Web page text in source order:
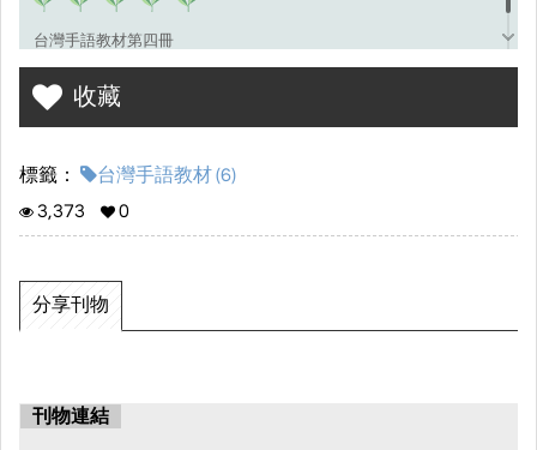
台灣手語教材第四冊
收藏
標籤：
台灣手語教材 (6)
3,373
0
分享刊物
刊物連結